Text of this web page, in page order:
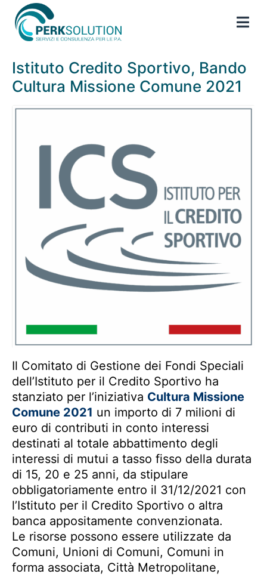
Istituto Credito Sportivo, Bando
Cultura Missione Comune 2021
Il Comitato di Gestione dei Fondi Speciali
dell’Istituto per il Credito Sportivo ha
stanziato per l’iniziativa Cultura Missione
Comune 2021 un importo di 7 milioni di
euro di contributi in conto interessi
destinati al totale abbattimento degli
interessi di mutui a tasso fisso della durata
di 15, 20 e 25 anni, da stipulare
obbligatoriamente entro il 31/12/2021 con
l’Istituto per il Credito Sportivo o altra
banca appositamente convenzionata.
Le risorse possono essere utilizzate da
Comuni, Unioni di Comuni, Comuni in
forma associata, Città Metropolitane,